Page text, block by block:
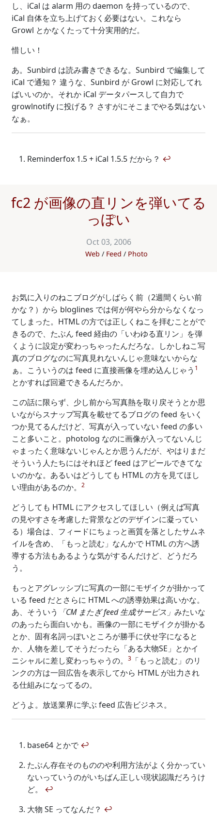
し、iCal は alarm 用の daemon を持っているので、
iCal 自体を立ち上げておく必要はない。これなら
Growl とかなくたって十分実用的だ。
惜しい！
あ。Sunbird は読み書きできるな。Sunbird で編集して
iCal で通知？ 違うな、Sunbird が Growl に対応してれ
ばいいのか。それか iCal データパースして自力で
growlnotify に投げる？ さすがにそこまでやる気はない
なぁ。
Reminderfox 1.5 + iCal 1.5.5 だから？ ↩
fc2 が画像の直リンを弾いてる
っぽい
Oct 03, 2006
Web Feed Photo
お気に入りのねこブログがしばらく前（2週間くらい前
かな？）から bloglines では何が何やら分からなくなっ
てしまった。HTML の方では正しくねこを拝むことがで
きるので、たぶん feed 経由の「いわゆる直リン」を弾
くように設定が変わっちゃったんだろな。しかしねこ写
真のブログなのに写真見れないんじゃ意味ないからな
ぁ。こういうのは feed に直接画像を埋め込んじゃう 1
とかすれば回避できるんだろか。
この話に限らず、少し前から写真熱を取り戻そうとか思
いながらスナップ写真を載せてるブログの feed をいく
つか見てるんだけど、写真が入っていない feed の多い
こと多いこと。photolog なのに画像が入ってないんじ
ゃまったく意味ないじゃんとか思うんだが、やはりまだ
そういう人たちにはそれほど feed はアピールできてな
いのかな。あるいはどうしても HTML の方を見てほし
い理由があるのか。
2
どうしても HTML にアクセスしてほしい（例えば写真
の見やすさを考慮した背景などのデザインに凝ってい
る）場合は、フィードにちょっと画質を落としたサムネ
イルを含め、「もっと読む」なんかで HTML の方へ誘
導する方法もあるような気がするんだけど、どうだろ
う。
もっとアグレッシブに写真の一部にモザイクが掛かって
いる feed だとさらに HTML への誘導効果は高いかな。
あ、そういう
「CM またぎ feed 生成サービス」 みたいな
のあったら面白いかも。画像の一部にモザイクが掛かる
とか、固有名詞っぽいところが勝手に伏せ字になると
か、人物を差してそうだったら「ある大物SE」とかイ
ニシャルに差し変わっちゃうの。
3 「もっと読む」のリ
ンクの方は一回広告を表示してから HTML が出力され
る仕組みになってるの。
どうよ。放送業界に学ぶ feed 広告ビジネス。
base64 とかで ↩
たぶん存在そのもののや利用方法がよく分かってい
ないっていうのがいちばん正しい現状認識だろうけ
ど。 ↩
大物 SE ってなんだ？ ↩